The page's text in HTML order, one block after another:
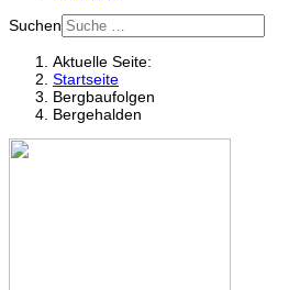
Suchen
Aktuelle Seite:
Startseite
Bergbaufolgen
Bergehalden